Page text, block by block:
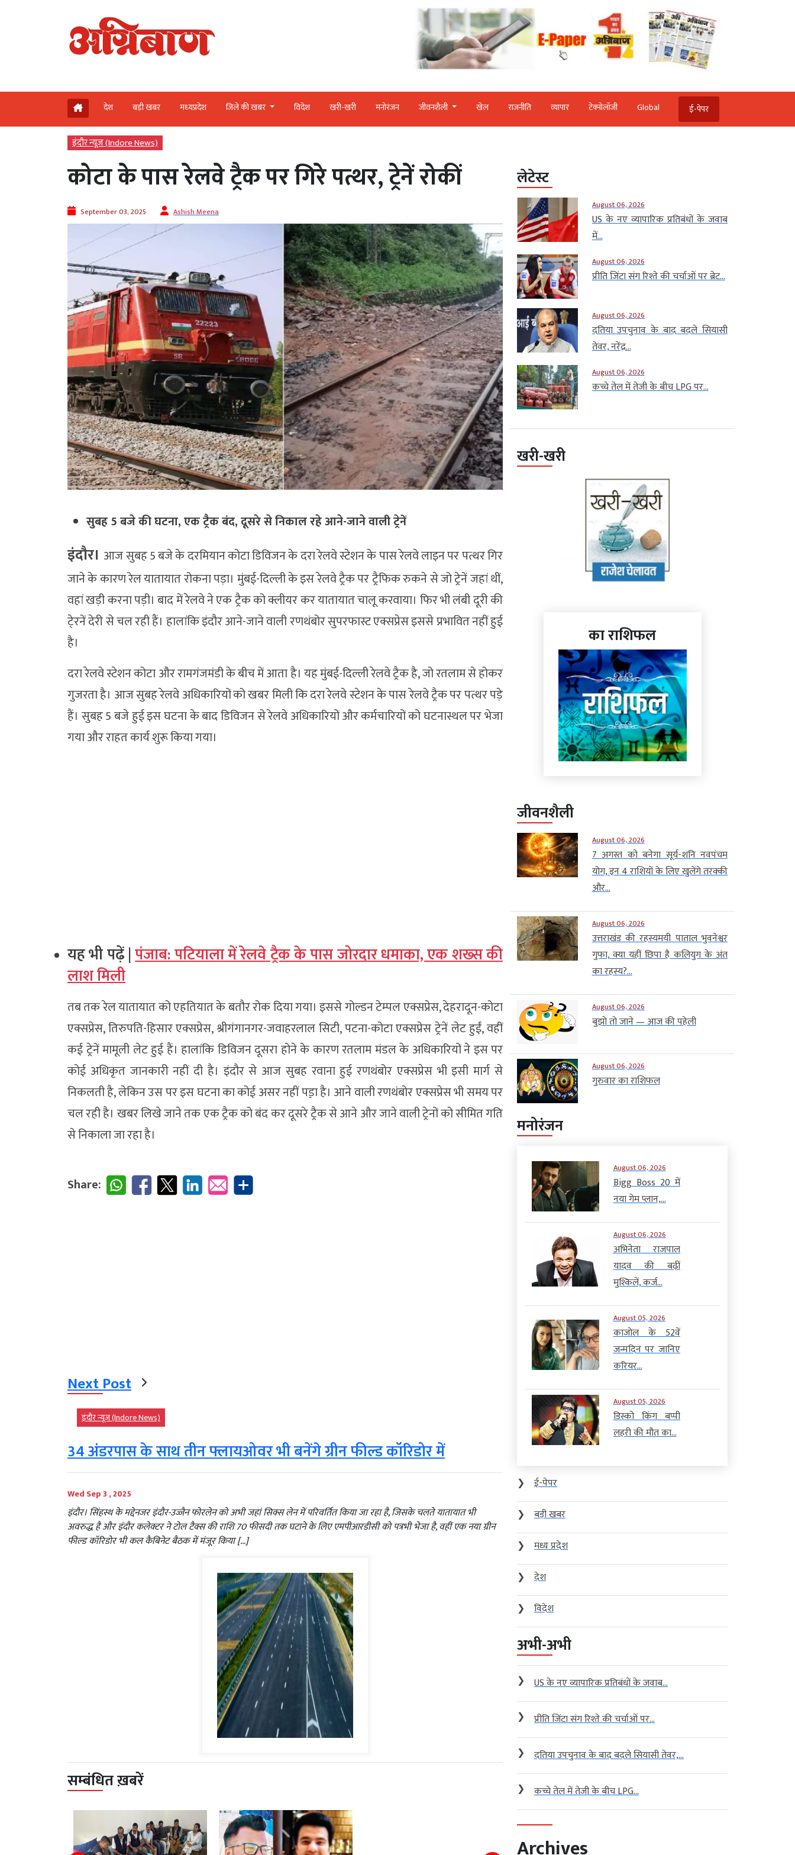
देश बड़ी खबर मध्‍यप्रदेश जिले की खबर विदेश खरी-खरी मनोरंजन जीवनशैली खेल राजनीति व्‍यापार टेक्‍नोलॉजी Global ई-पेपर
इंदौर न्यूज़ (Indore News)
कोटा के पास रेलवे ट्रैक पर गिरे पत्थर, ट्रेनें रोकीं
September 03, 2025 Ashish Meena
सुबह 5 बजे की घटना, एक ट्रैक बंद, दूसरे से निकाल रहे आने-जाने वाली ट्रेनें
इंदौर। आज सुबह 5 बजे के दरमियान कोटा डिविजन के दरा रेलवे स्टेशन के पास रेलवे लाइन पर पत्थर गिर
जाने के कारण रेल यातायात रोकना पड़ा। मुंबई-दिल्ली के इस रेलवे ट्रैक पर ट्रैफिक रुकने से जो ट्रेनें जहां थीं,
वहां खड़ी करना पड़ी। बाद में रेलवे ने एक ट्रैक को क्लीयर कर यातायात चालू करवाया। फिर भी लंबी दूरी की
टे्रनें देरी से चल रही हैं। हालांकि इंदौर आने-जाने वाली रणथंबोर सुपरफास्ट एक्सप्रेस इससे प्रभावित नहीं हुई
है।
दरा रेलवे स्टेशन कोटा और रामगंजमंडी के बीच में आता है। यह मुंबई-दिल्ली रेलवे ट्रैक है, जो रतलाम से होकर
गुजरता है। आज सुबह रेलवे अधिकारियों को खबर मिली कि दरा रेलवे स्टेशन के पास रेलवे ट्रैक पर पत्थर पड़े
हैं। सुबह 5 बजे हुई इस घटना के बाद डिविजन से रेलवे अधिकारियों और कर्मचारियों को घटनास्थल पर भेजा
गया और राहत कार्य शुरू किया गया।
यह भी पढ़ें |पंजाब: पटियाला में रेलवे ट्रैक के पास जोरदार धमाका, एक शख्स की
लाश मिली
तब तक रेल यातायात को एहतियात के बतौर रोक दिया गया। इससे गोल्डन टेम्पल एक्सप्रेस, देहरादून-कोटा
एक्सप्रेस, तिरुपति-हिसार एक्सप्रेस, श्रीगंगानगर-जवाहरलाल सिटी, पटना-कोटा एक्सप्रेस ट्रेनें लेट हुईं, वहीं
कई ट्रेनें मामूली लेट हुई हैं। हालांकि डिविजन दूसरा होने के कारण रतलाम मंडल के अधिकारियों ने इस पर
कोई अधिकृत जानकारी नहीं दी है। इंदौर से आज सुबह रवाना हुई रणथंबोर एक्सप्रेस भी इसी मार्ग से
निकलती है, लेकिन उस पर इस घटना का कोई असर नहीं पड़़ा है। आने वाली रणथंबोर एक्सप्रेस भी समय पर
चल रही है। खबर लिखे जाने तक एक ट्रैक को बंद कर दूसरे ट्रैक से आने और जाने वाली ट्रेनों को सीमित गति
से निकाला जा रहा है।
Share:
Next Post
इंदौर न्यूज़ (Indore News)
34 अंडरपास के साथ तीन फ्लायओवर भी बनेंगे ग्रीन फील्ड कॉरिडोर में
Wed Sep 3 , 2025
इंदौर। सिंहस्थ के मद्देनजर इंदौर-उज्जैन फोरलेन को अभी जहां सिक्स लेन में परिवर्तित किया जा रहा है, जिसके चलते यातायात भी
अवरुद्ध है और इंदौर कलेक्टर ने टोल टैक्स की राशि 70 फीसदी तक घटाने के लिए एमपीआरडीसी को पत्रभी भेजा है, वहीं एक नया ग्रीन
फील्ड कॉरिडोर भी कल कैबिनेट बैठक में मंजूर किया […]
सम्बंधित ख़बरें
लेटेस्ट
August 06, 2026
US के नए व्यापारिक प्रतिबंधों के जवाब
में...
August 06, 2026
प्रीति जिंटा संग रिश्ते की चर्चाओं पर ब्रेट...
August 06, 2026
दतिया उपचुनाव के बाद बदले सियासी
तेवर, नरेंद्र...
August 06, 2026
कच्चे तेल में तेजी के बीच LPG पर...
खरी-खरी
का राशिफल
जीवनशैली
August 06, 2026
7 अगस्त को बनेगा सूर्य-शनि नवपंचम
योग, इन 4 राशियों के लिए खुलेंगे तरक्की
और...
August 06, 2026
उत्तराखंड की रहस्यमयी पाताल भुवनेश्वर
गुफा, क्या यहीं छिपा है कलियुग के अंत
का रहस्य?...
August 06, 2026
बुझो तो जाने — आज की पहेली
August 06, 2026
गुरुवार का राशिफल
मनोरंजन
August 06, 2026
Bigg Boss 20 में
नया गेम प्लान,...
August 06, 2026
अभिनेता राजपाल
यादव की बढ़ीं
मुश्किलें, कर्ज...
August 05, 2026
काजोल के 52वें
जन्मदिन पर जानिए
करियर...
August 05, 2026
डिस्को किंग बप्पी
लहरी की मौत का...
❯
ई-पेपर
❯
बड़ी खबर
❯
मध्य प्रदेश
❯
देश
❯
विदेश
अभी-अभी
❯ US के नए व्यापारिक प्रतिबंधों के जवाब...
❯ प्रीति जिंटा संग रिश्ते की चर्चाओं पर...
❯ दतिया उपचुनाव के बाद बदले सियासी तेवर,...
❯ कच्चे तेल में तेजी के बीच LPG...